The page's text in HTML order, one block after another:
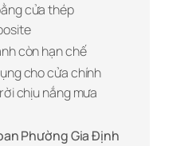
cửa thép
còn hạn chế
cho cửa chính
chịu nắng mưa
Phường Gia Định